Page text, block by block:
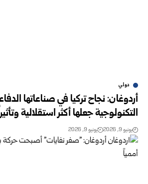
دولي
أردوغان: نجاح تركيا في صناعاتها
التكنولوجية جعلها أكثر استقلالية
يونيو 9, 2026 يونيو 9, 2026